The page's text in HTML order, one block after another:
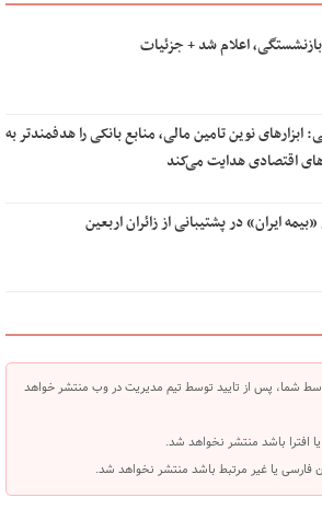
اعلام شد + جزئیات
ابزارهای نوین تامین مالی، منابع بانکی را هدفمندتر به
اقتصادی هدایت می‌کند
ایران» در پشتیبانی از زائران اربعین
شما، پس از تایید توسط تیم مدیریت در وب منتشر خواهد
افترا باشد منتشر نخواهد شد.
فارسی یا غیر مرتبط باشد منتشر نخواهد شد.